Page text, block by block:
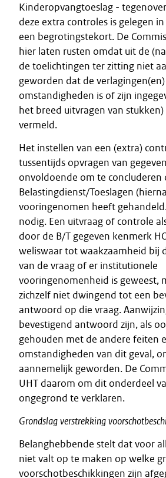
Kinderopvangtoeslag -
deze extra controles is gelegen
een begrotingstekort. De
hier laten rusten omdat uit de
de toelichtingen ter zitting niet
geworden dat de
omstandigheden is of zijn
het breed uitvragen van
vermeld.
Het instellen van een (extra)
tussentijds opvragen van
onvoldoende om te concluderen
Belastingdienst/Toeslagen
vooringenomen heeft
nodig. Een uitvraag of controle
door de B/T gegeven kenmerk
weliswaar tot waakzaamheid bij
van de vraag of er institutionele
vooringenomenheid is geweest,
zichzelf niet dwingend tot een
antwoord op die vraag.
bevestigend antwoord zijn, als
gehouden met de andere feiten
omstandigheden van dit geval,
aannemelijk geworden. De
UHT daarom om dit onderdeel
ongegrond te verklaren.
Grondslagverstrekking
Belanghebbende stelt dat voor
niet valt op te maken op welke
voorschotbeschikkingen zijn